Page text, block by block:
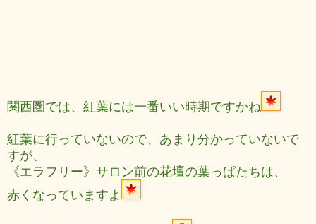
関西圏では、紅葉には一番いい時期ですかね
紅葉に行っていないので、あまり分かっていないで
すが、
《エラフリー》サロン前の花壇の葉っぱたちは、
赤くなっていますよ